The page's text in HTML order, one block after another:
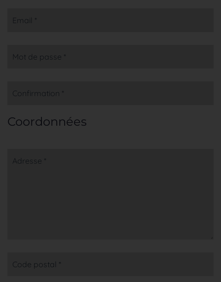
Email *
Mot de passe *
Confirmation *
Coordonnées
Adresse *
Code postal *